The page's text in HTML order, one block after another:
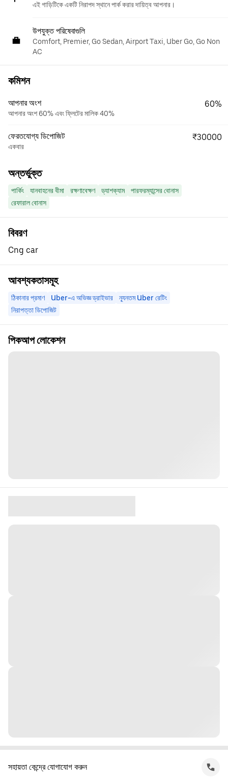
এই গাড়িটিকে একটি নিরাপদ স্থানে পার্ক করার দায়িত্ব আপনার।
উপযুক্ত পরিষেবাগুলি
Comfort, Premier, Go Sedan, Airport Taxi, Uber Go, Go Non
AC
কমিশন
আপনার অংশ
আপনার অংশ 60% এবং ফ্লিটের মালিক 40%
60%
ফেরতযোগ্য ডিপোজিট
একবার
₹30000
অন্তর্ভুক্ত
পার্কিং যানবাহনের বীমা রক্ষণাবেক্ষণ ড্যাশক্যাম
পারফরম্যান্সের বোনাস
রেফারাল বোনাস
বিবরণ
Cng car
আবশ্যকতাসমূহ
ঠিকানার প্রমাণ Uber-এ অভিজ্ঞ ড্রাইভার
ন্যূনতম Uber রেটিং
নিরাপত্তা ডিপোজিট
পিকআপ লোকেশন
সহায়তা কেন্দ্রে যোগাযোগ করুন